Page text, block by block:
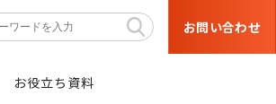
お問い合わせ
お役立ち資料